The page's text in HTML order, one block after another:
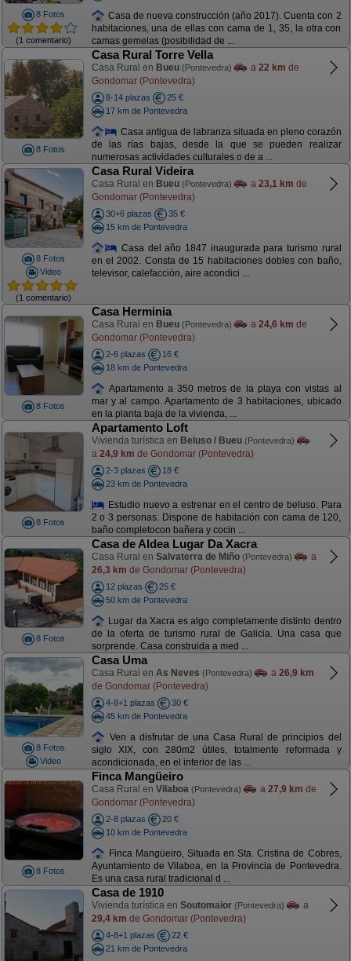
8 Fotos
(1 comentario)
Casa de nueva construcción (año 2017). Cuenta con 2
habitaciones, una de ellas con cama de 1, 35, la otra con
camas gemelas (posibilidad de ...
8 Fotos
Casa Rural Torre Vella
Casa Rural en Bueu (Pontevedra) a 22 km de
Gondomar (Pontevedra)
8-14 plazas
25 €
17 km de Pontevedra
Casa antigua de labranza situada en pleno corazón
de las rías bajas, desde la que se pueden realizar
numerosas actividades culturales o de a ...
8 Fotos
Video
(1 comentario)
Casa Rural Videira
Casa Rural en Bueu (Pontevedra) a 23,1 km de
Gondomar (Pontevedra)
30+6 plazas
35 €
15 km de Pontevedra
Casa del año 1847 inaugurada para turismo rural
en el 2002. Consta de 15 habitaciones dobles con baño,
televisor, calefacción, aire acondici ...
8 Fotos
Casa Herminia
Casa Rural en Bueu (Pontevedra) a 24,6 km de
Gondomar (Pontevedra)
2-6 plazas
16 €
18 km de Pontevedra
Apartamento a 350 metros de la playa con vistas al
mar y al campo. Apartamento de 3 habitaciones, ubicado
en la planta baja de la vivienda, ...
8 Fotos
Apartamento Loft
Vivienda turística en Beluso / Bueu (Pontevedra)
a 24,9 km de Gondomar (Pontevedra)
2-3 plazas
18 €
23 km de Pontevedra
Estudio nuevo a estrenar en el centro de beluso. Para
2 o 3 personas. Dispone de habitación con cama de 120,
baño completocon bañera y cocin ...
8 Fotos
Casa de Aldea Lugar Da Xacra
Casa Rural en Salvaterra de Miño (Pontevedra)
a
26,3 km de Gondomar (Pontevedra)
12 plazas
25 €
50 km de Pontevedra
Lugar da Xacra es algo completamente distinto dentro
de la oferta de turismo rural de Galicia. Una casa que
sorprende. Casa construida a med ...
8 Fotos
Video
Casa Uma
Casa Rural en As Neves (Pontevedra) a 26,9 km
de Gondomar (Pontevedra)
4-8+1 plazas
30 €
45 km de Pontevedra
Ven a disfrutar de una Casa Rural de principios del
siglo XIX, con 280m2 útiles, totalmente reformada y
acondicionada, en el interior de las ...
8 Fotos
Finca Mangüeiro
Casa Rural en Vilaboa (Pontevedra) a 27,9 km de
Gondomar (Pontevedra)
2-8 plazas
20 €
10 km de Pontevedra
Finca Mangüeiro, Situada en Sta. Cristina de Cobres,
Ayuntamiento de Vilaboa, en la Provincia de Pontevedra.
Es una casa rural tradicional d ...
Casa de 1910
Vivienda turística en Soutomaior (Pontevedra)
a
29,4 km de Gondomar (Pontevedra)
4-8+1 plazas
22 €
21 km de Pontevedra